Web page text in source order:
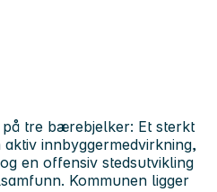
tre bærebjelker: Et sterkt
innbyggermedvirkning,
en offensiv stedsutvikling
Kommunen ligger